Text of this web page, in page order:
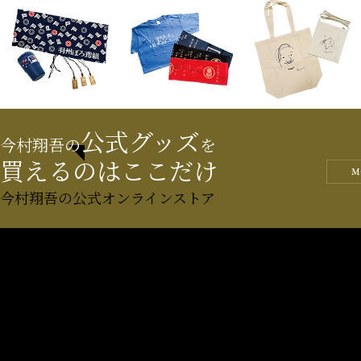
今村翔吾の公式グッズを
買えるのはここだけ
今村翔吾の公式オンラインストア